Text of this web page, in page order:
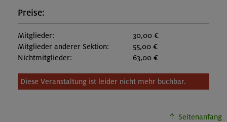
Preise:
Mitglieder:
30,00 €
Mitglieder anderer Sektion:
55,00 €
Nichtmitglieder:
63,00 €
Diese Veranstaltung ist leider nicht mehr buchbar.
Seitenanfang